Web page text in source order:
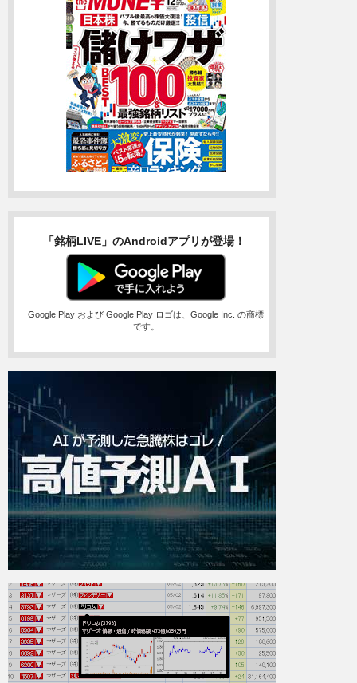
「銘柄LIVE」のAndroidアプリが登場！
Google Play および Google Play ロゴは、Google Inc. の商標
です。